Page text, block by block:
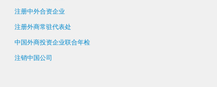
注册中外合资企业
注册外商常驻代表处
中国外商投资企业联合年检
注销中国公司